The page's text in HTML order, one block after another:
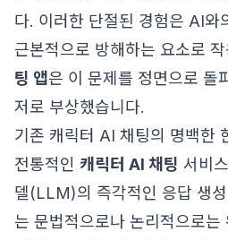
다. 이러한 단절된 경험은 AI와
근본적으로 방해하는 요소로
팅 앱은 이 문제를 정면으로 돌
저로 부상했습니다.
기존 캐릭터 AI 채팅의 명백한
전통적인 캐릭터 AI 채팅 서비
델(LLM)의 즉각적인 응답 생성
는 문법적으로나 논리적으로는